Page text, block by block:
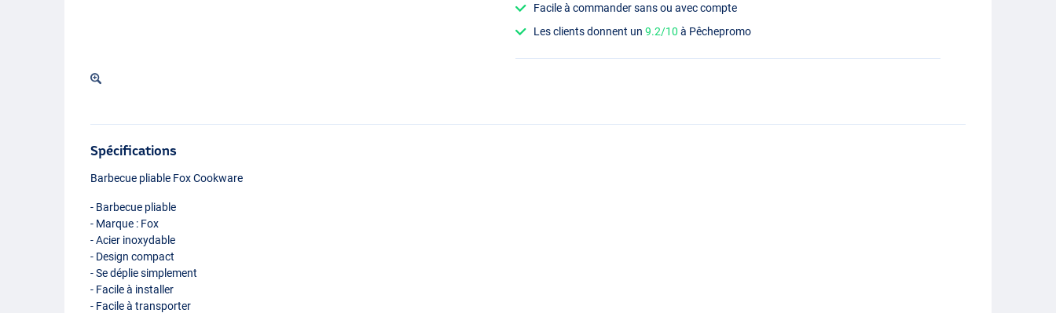
Facile à commander sans ou avec compte
Les clients donnent un9.2/10 à Pêchepromo
Spécifications
Barbecue pliable Fox Cookware
- Barbecue pliable
- Marque : Fox
- Acier inoxydable
- Design compact
- Se déplie simplement
- Facile à installer
- Facile à transporter